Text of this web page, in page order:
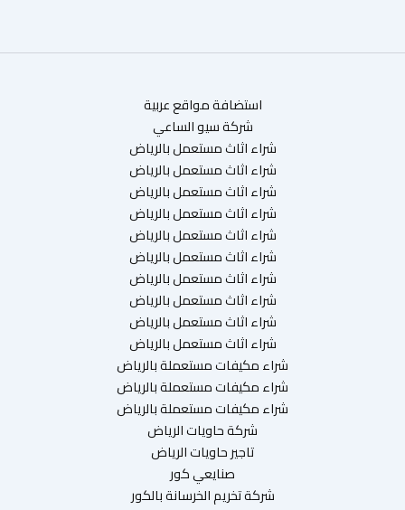
استضافة مواقع عربية
شركة سيو الساعي
شراء اثاث مستعمل بالرياض
شراء اثاث مستعمل بالرياض
شراء اثاث مستعمل بالرياض
شراء اثاث مستعمل بالرياض
شراء اثاث مستعمل بالرياض
شراء اثاث مستعمل بالرياض
شراء اثاث مستعمل بالرياض
شراء اثاث مستعمل بالرياض
شراء اثاث مستعمل بالرياض
شراء اثاث مستعمل بالرياض
شراء مكيفات مستعملة بالرياض
شراء مكيفات مستعملة بالرياض
شراء مكيفات مستعملة بالرياض
شركة حاويات الرياض
تاجير حاويات الرياض
صنايعي كور
شركة تخريم الخرسانة بالكور